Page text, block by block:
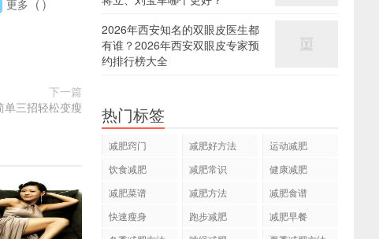
更多 ( )
下一篇
单三招轻松变瘦
2026年西安知名的双眼皮医生都
有谁？2026年西安双眼皮专家预
约排行榜大全
热门标签
减肥窍门 减肥好方法
运动减肥
饮食减肥
减肥常识
健康减肥
减肥菜谱
减肥方法
减肥食谱
快速瘦身
跑步减肥
减肥早餐